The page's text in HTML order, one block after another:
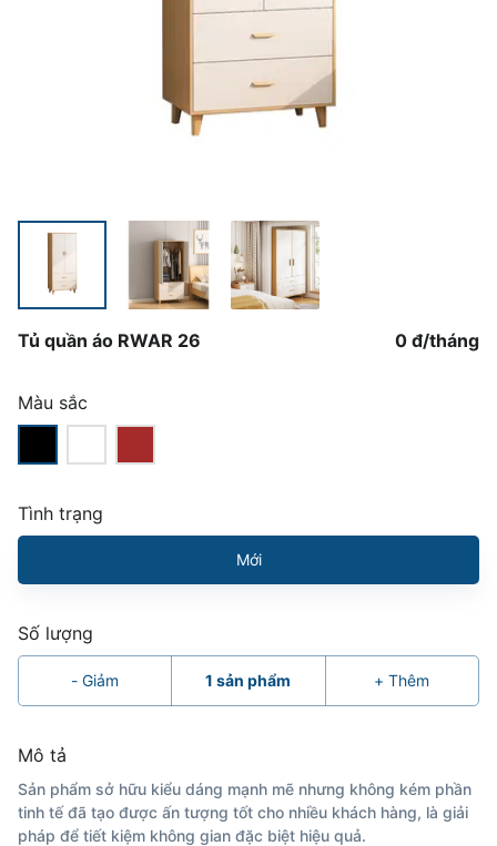
Tủ quần áo RWAR 26 0 đ/tháng
Màu sắc
Tình trạng
Mới
Số lượng
-Giảm 1 sản phẩm +Thêm
Mô tả
Sản phẩm sở hữu kiểu dáng mạnh mẽ nhưng không kém phần
tinh tế đã tạo được ấn tượng tốt cho nhiều khách hàng, là giải
pháp để tiết kiệm không gian đặc biệt hiệu quả.